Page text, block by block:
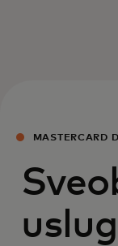
MASTERCARD